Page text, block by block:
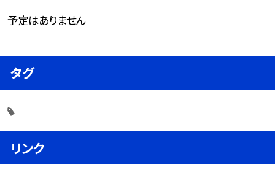
予定はありません
タグ
リンク